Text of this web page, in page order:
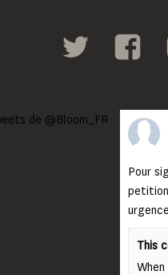
de @Bloom_FR
Pour
This